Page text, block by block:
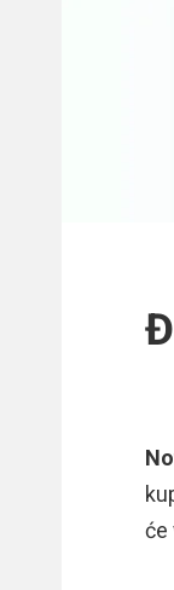
će